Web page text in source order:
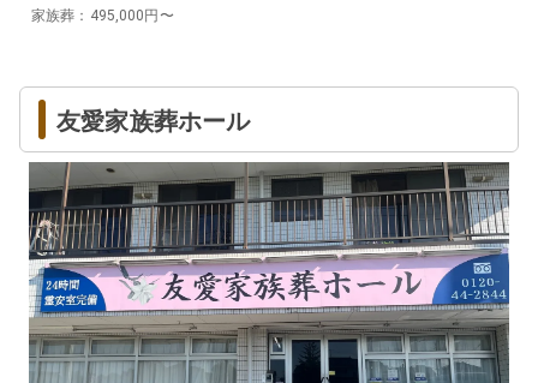
家族葬 ： 495,000 円〜
友愛家族葬ホール